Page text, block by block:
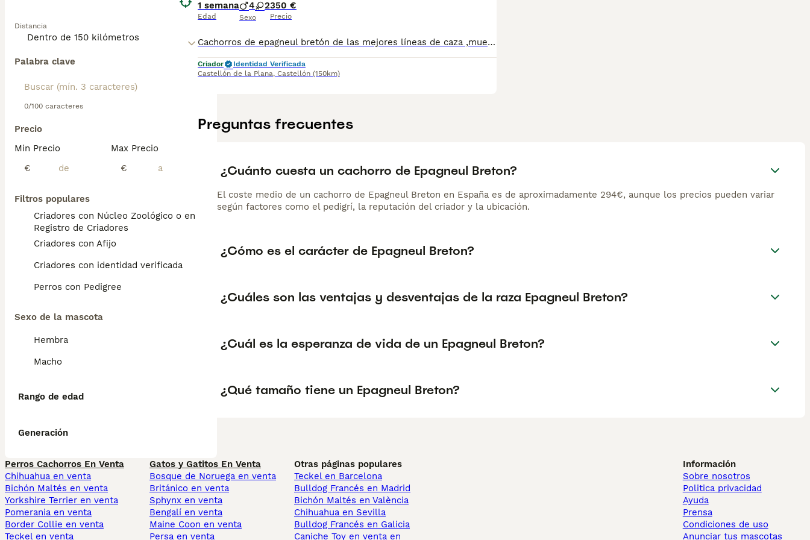
Distancia
Palabra clave
0/100 caracteres
Precio
Min Precio
€
Max Precio
€
Filtros populares
Criadores con Núcleo Zoológico o en el
Registro de Criadores
Criadores con Afijo
Criadores con identidad verificada
Perros con Pedigree
Sexo de la mascota
Hembra
Macho
Rango de edad
Generación
1 semana
Edad
4 2
Sexo
350 €
Precio
Cachorros de epagneul bretón de las mejores líneas de caza ,muestra y cobro innato en ellos ,con gran pasión por la caza y de carácter noble y obediente. De varios colores negro tricolor ,chocolate tricolor y blanco y naranja Atiendo WhatsApp 680550852
Criador
Identidad Verificada
Castellón de la Plana, Castellón (150km)
Preguntas frecuentes
¿Cuánto cuesta un cachorro de Epagneul Breton?
El coste medio de un cachorro de Epagneul Breton en España es de aproximadamente 294€, aunque los precios pueden variar
según factores como el pedigrí, la reputación del criador y la ubicación.
¿Cómo es el carácter de Epagneul Breton?
¿Cuáles son las ventajas y desventajas de la raza Epagneul Breton?
¿Cuál es la esperanza de vida de un Epagneul Breton?
¿Qué tamaño tiene un Epagneul Breton?
Perros Cachorros En Venta
Chihuahua en venta
Bichón Maltés en venta
Yorkshire Terrier en venta
Pomerania en venta
Border Collie en venta
Teckel en venta
Gatos y Gatitos En Venta
Bosque de Noruega en venta
Británico en venta
Sphynx en venta
Bengalí en venta
Maine Coon en venta
Persa en venta
Otras páginas populares
Teckel en Barcelona
Bulldog Francés en Madrid
Bichón Maltés en València
Chihuahua en Sevilla
Bulldog Francés en Galicia
Caniche Toy en venta en
Información
Sobre nosotros
Politica privacidad
Ayuda
Prensa
Condiciones de uso
Anunciar tus mascotas